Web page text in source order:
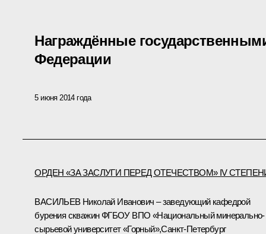
Награждённые
Федерации
5 июня 2014 года
ОРДЕН «ЗА ЗАСЛУГИ ПЕРЕД ОТЕЧЕСТВОМ» IV
ВАСИЛЬЕВ Николай Иванович – заведующий кафедрой
бурения скважин ФГБОУ ВПО «Национальный минерально-
сырьевой университет «Горный»,Санкт-Петербург